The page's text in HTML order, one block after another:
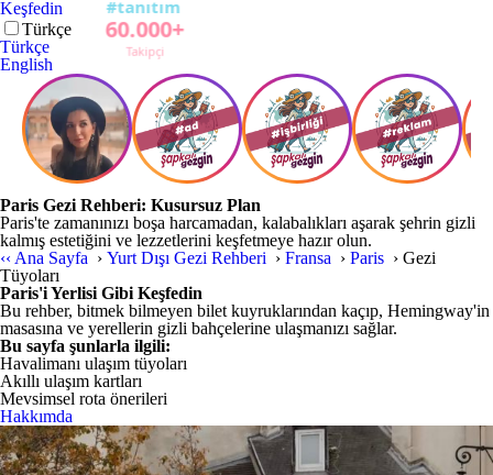
Keşfedin
Türkçe
Türkçe
English
Paris Gezi Rehberi: Kusursuz Plan
Paris'te zamanınızı boşa harcamadan, kalabalıkları aşarak şehrin gizli
kalmış estetiğini ve lezzetlerini keşfetmeye hazır olun.
‹‹ Ana Sayfa › Yurt Dışı Gezi Rehberi › Fransa › Paris › Gezi
Tüyoları
Paris'i Yerlisi Gibi Keşfedin
Bu rehber, bitmek bilmeyen bilet kuyruklarından kaçıp, Hemingway'in
masasına ve yerellerin gizli bahçelerine ulaşmanızı sağlar.
Bu sayfa şunlarla ilgili:
Havalimanı ulaşım tüyoları
Akıllı ulaşım kartları
Mevsimsel rota önerileri
Hakkımda